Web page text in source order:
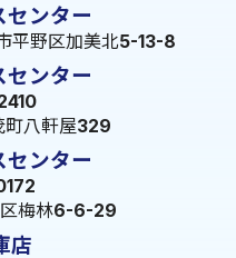
センター
平野区加美北5-13-8
センター
町八軒屋329
センター
区梅林6-6-29
店